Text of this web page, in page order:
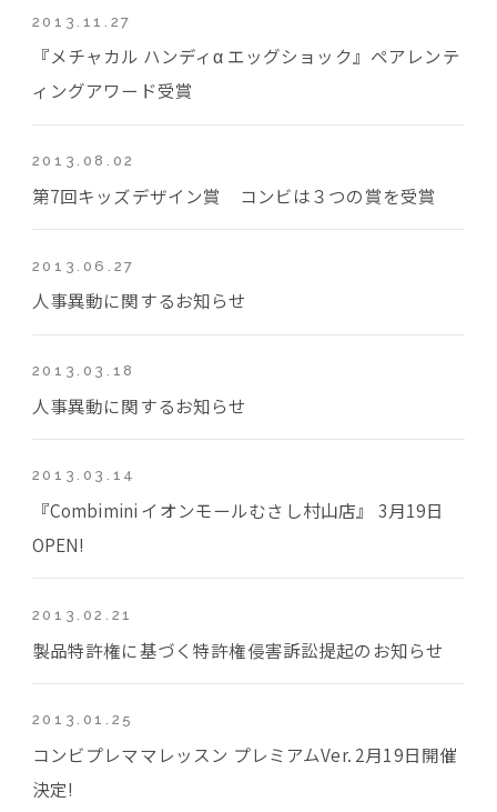
2013.11.27
『メチャカル ハンディα エッグショック』ペアレンテ
ィングアワード受賞
2013.08.02
第7回キッズデザイン賞 コンビは３つの賞を受賞
2013.06.27
人事異動に関するお知らせ
2013.03.18
人事異動に関するお知らせ
2013.03.14
『Combimini イオンモールむさし村山店』 3月19日
OPEN!
2013.02.21
製品特許権に基づく特許権侵害訴訟提起のお知らせ
2013.01.25
コンビプレママレッスン プレミアムVer. 2月19日開催
決定!